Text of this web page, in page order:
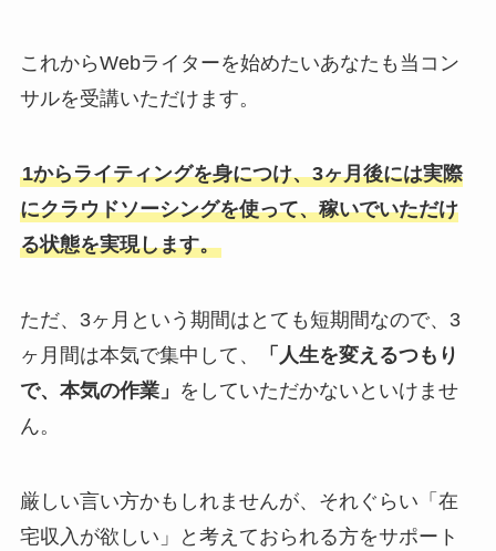
これからWebライターを始めたいあなたも当コン
サルを受講いただけます。
1からライティングを身につけ、3ヶ月後には実際
にクラウドソーシングを使って、稼いでいただけ
る状態を実現します。
ただ、3ヶ月という期間はとても短期間なので、3
ヶ月間は本気で集中して、
「人生を変えるつもり
で、本気の作業」 をしていただかないといけませ
ん。
厳しい言い方かもしれませんが、それぐらい「在
宅収入が欲しい」と考えておられる方をサポート